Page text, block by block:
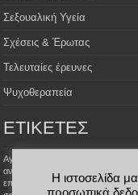
Σεξουαλική Υγεία
Σχέσεις & Έρωτας
Τελευταίες έρευνες
Ψυχοθεραπεία
ΕΤΙΚΕΤΕΣ
Aγοραφοβία
αναζητήσεις
επιθυμία
κατάθλιψη ομαδικη
Η ιστοσελίδα